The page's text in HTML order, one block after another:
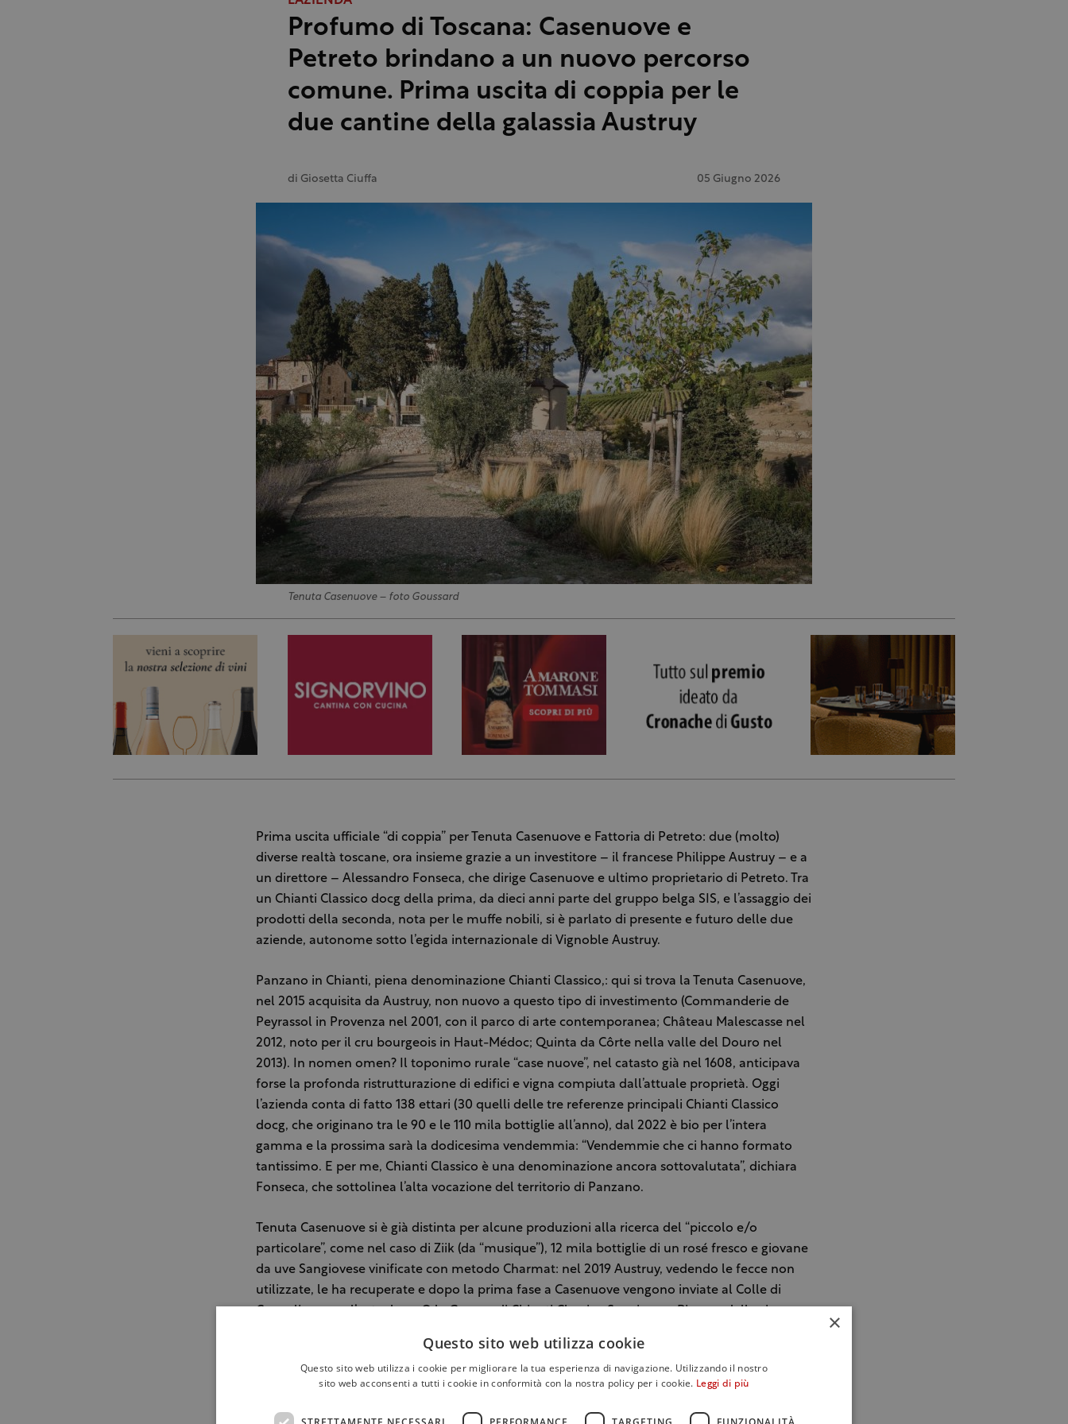
Profumo di Toscana: Casenuove e
Petreto brindano a un nuovo percorso
comune. Prima uscita di coppia per le
due cantine della galassia Austruy
di Giosetta Ciuffa 05 Giugno 2026
Tenuta Casenuove – foto Goussard
Prima uscita ufficiale “di coppia” per Tenuta Casenuove e Fattoria di Petreto: due (molto)
diverse realtà toscane, ora insieme grazie a un investitore – il francese Philippe Austruy – e a
un direttore – Alessandro Fonseca, che dirige Casenuove e ultimo proprietario di Petreto. Tra
un Chianti Classico docg della prima, da dieci anni parte del gruppo belga SIS, e l’assaggio dei
prodotti della seconda, nota per le muffe nobili, si è parlato di presente e futuro delle due
aziende, autonome sotto l’egida internazionale di Vignoble Austruy.
Panzano in Chianti, piena denominazione Chianti Classico,: qui si trova la Tenuta Casenuove,
nel 2015 acquisita da Austruy, non nuovo a questo tipo di investimento (Commanderie de
Peyrassol in Provenza nel 2001, con il parco di arte contemporanea; Château Malescasse nel
2012, noto per il cru bourgeois in Haut-Médoc; Quinta da Côrte nella valle del Douro nel
2013). In nomen omen? Il toponimo rurale “case nuove”, nel catasto già nel 1608, anticipava
forse la profonda ristrutturazione di edifici e vigna compiuta dall’attuale proprietà. Oggi
l’azienda conta di fatto 138 ettari (30 quelli delle tre referenze principali Chianti Classico
docg, che originano tra le 90 e le 110 mila bottiglie all’anno), dal 2022 è bio per l’intera
gamma e la prossima sarà la dodicesima vendemmia: “Vendemmie che ci hanno formato
tantissimo. E per me, Chianti Classico è una denominazione ancora sottovalutata”, dichiara
Fonseca, che sottolinea l’alta vocazione del territorio di Panzano.
Tenuta Casenuove si è già distinta per alcune produzioni alla ricerca del “piccolo e/o
particolare”, come nel caso di Ziik (da “musique”), 12 mila bottiglie di un rosé fresco e giovane
da uve Sangiovese vinificate con metodo Charmat: nel 2019 Austruy, vedendo le fecce non
utilizzate, le ha recuperate e dopo la prima fase a Casenuove vengono inviate al Colle di
Tenuta Isola nel Giglio, raccolto alle 5 del mattino e portato (a spalla nell’isola) a vinificare in
Aderente inoltre all’Unione Viticoltori di Panzano in Chianti, una sorta di biodistretto nato
×
Questo sito web utilizza cookie
Questo sito web utilizza i cookie per migliorare la tua esperienza di navigazione. Utilizzando il nostro
sito web acconsenti a tutti i cookie in conformità con la nostra policy per i cookie. Leggi di più